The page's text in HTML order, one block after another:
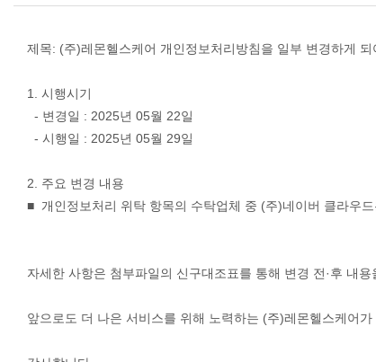
제목: (주)레몬헬스케어 개인정보처리방침을 일부 변경하게 되
1. 시행시기
- 변경일 : 2025년 05월 22일
- 시행일 : 2025년 05월 29일
2. 주요 변경 내용
■ 개인정보처리 위탁 항목의 수탁업체 중 (주)네이버 클라우
자세한 사항은 첨부파일의 신구대조표를 통해 변경 전·후 내용
앞으로도 더 나은 서비스를 위해 노력하는 (주)레몬헬스케어가